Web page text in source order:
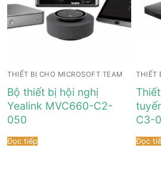
Sản phẩm
Tài liệu hướng dẫn
Tài liệu hướng dẫn
Điện thoại IP Phone
Đại lý
Tin tức
Sự kiện
THIẾT BỊ CHO MICROSOFT TEAM
Bộ thiết bị hội nghị
Yealink MVC660-C2-
050
Đọc tiếp
THIẾT
C3-
Đọc